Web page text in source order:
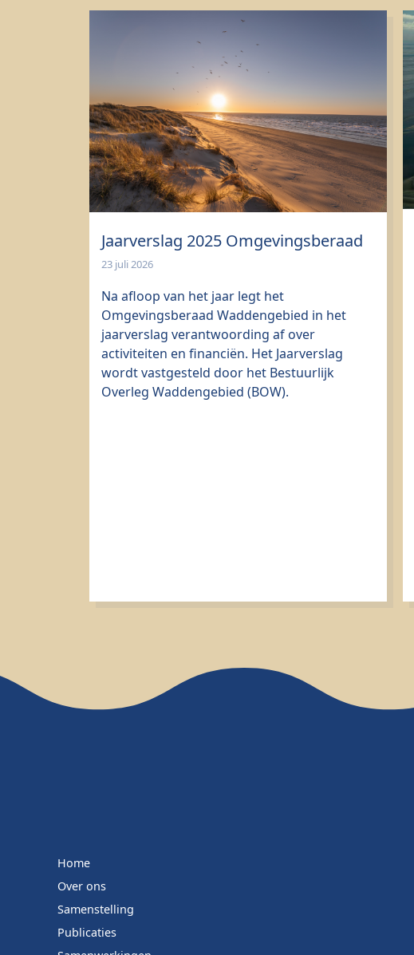
Jaarverslag 2025 Omgevingsberaad
23 juli 2026
Na afloop van het jaar legt het
Omgevingsberaad Waddengebied in het
jaarverslag verantwoording af over
activiteiten en financiën. Het Jaarverslag
wordt vastgesteld door het Bestuurlijk
Overleg Waddengebied (BOW).
Home
Over ons
Samenstelling
Publicaties